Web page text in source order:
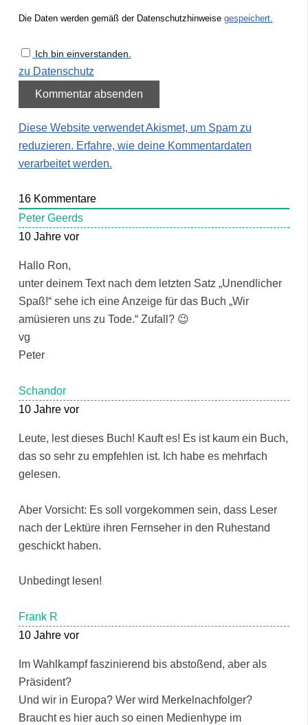
Die Daten werden gemäß der Datenschutzhinweise gespeichert.
Ich bin einverstanden.
zu Datenschutz
Diese Website verwendet Akismet, um Spam zu
reduzieren. Erfahre, wie deine Kommentardaten
verarbeitet werden.
16Kommentare
Peter Geerds
10 Jahre vor
Hallo Ron,
unter deinem Text nach dem letzten Satz „Unendlicher
Spaß!“ sehe ich eine Anzeige für das Buch „Wir
amüsieren uns zu Tode.“ Zufall? 😉
vg
Peter
Schandor
10 Jahre vor
Leute, lest dieses Buch! Kauft es! Es ist kaum ein Buch,
das so sehr zu empfehlen ist. Ich habe es mehrfach
gelesen.
Aber Vorsicht: Es soll vorgekommen sein, dass Leser
nach der Lektüre ihren Fernseher in den Ruhestand
geschickt haben.
Unbedingt lesen!
Frank R
10 Jahre vor
Im Wahlkampf faszinierend bis abstoßend, aber als
Präsident?
Und wir in Europa? Wer wird Merkelnachfolger?
Braucht es hier auch so einen Medienhype im